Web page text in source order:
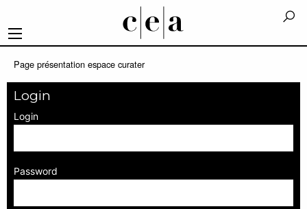
Page présentation espace curater
Login
Login
Password